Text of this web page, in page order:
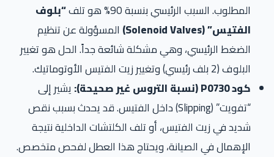
المطلوب. السبب الرئيسي بنسبة 90% هو تلف
“بلوف
الفتيس” (Solenoid Valves)
المسؤولة عن تنظيم
الضغط الرئيسي، وهي مشكلة شائعة جداً. الحل هو تغيير
البلوف (2 بلف رئيسي) وتغيير زيت الفتيس الأوتوماتيك.
كود P0730 (نسبة التروس غير صحيحة):
يشير إلى
“تفويت” (Slipping) داخل الفتيس. قد يحدث بسبب نقص
شديد في زيت الفتيس، أو تلف الكلتشات الداخلية نتيجة
الإهمال في الصيانة، ويحتاج هذا العطل لفحص متخصص.